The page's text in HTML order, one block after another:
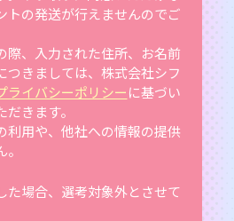
トの発送が行えませんのでご
際、入力された住所、お名前
つきましては、株式会社シフ
ライバシーポリシーに基づい
きます。
利用や、他社への情報の提供
た場合、選考対象外とさせて